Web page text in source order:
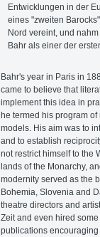
Entwicklungen in der
eines "zweiten
Nord vereint, und
Bahr als einer der
Bahr's year in Paris in
came to believe that
implement this idea in
he termed his program
models. His aim was to
and to establish
not restrict himself to the
lands of the Monarchy,
modernity served as the
Bohemia, Slovenia and
theatre directors and
Zeit and even hired
publications